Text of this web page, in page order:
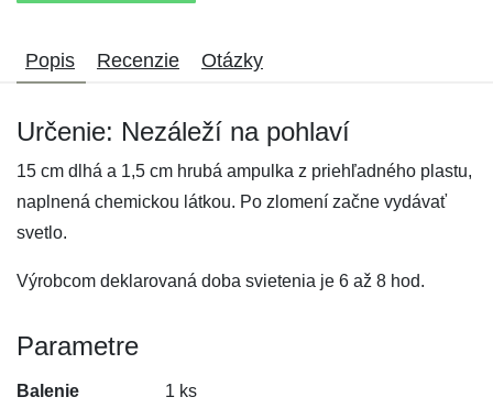
Popis Recenzie Otázky
Určenie: Nezáleží na pohlaví
15 cm dlhá a 1,5 cm hrubá ampulka z priehľadného plastu,
naplnená chemickou látkou. Po zlomení začne vydávať
svetlo.
Výrobcom deklarovaná doba svietenia je 6 až 8 hod.
Parametre
Balenie 1 ks